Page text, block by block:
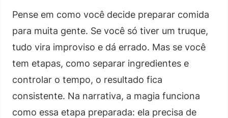
Pense em como você decide preparar comida
para muita gente. Se você só tiver um truque,
tudo vira improviso e dá errado. Mas se você
tem etapas, como separar ingredientes e
controlar o tempo, o resultado fica
consistente. Na narrativa, a magia funciona
como essa etapa preparada: ela precisa de